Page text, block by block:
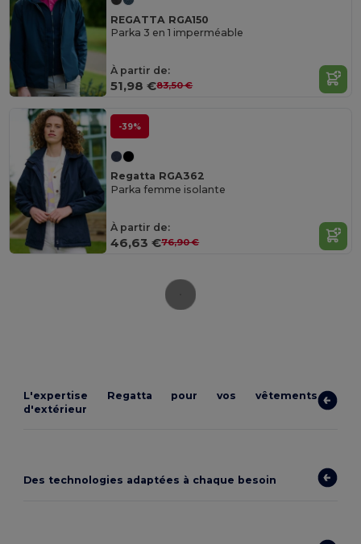
REGATTA RGA150
Parka 3 en 1 imperméable
À partir de:
51,98 €83,50 €
-39%
Regatta RGA362
Parka femme isolante
À partir de:
46,63 €76,90 €
L'expertise Regatta pour vos vêtements
d'extérieur
Des technologies adaptées à chaque besoin